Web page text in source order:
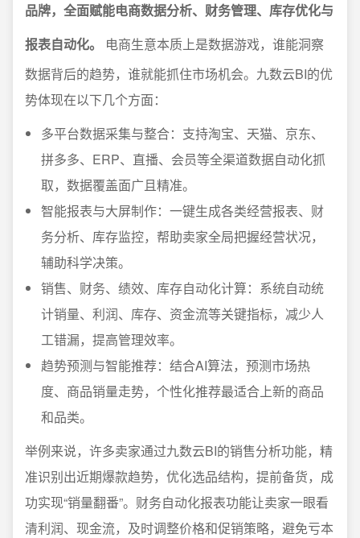
品牌，全面赋能电商数据分析、财务管理、库存优化与
报表自动化。
电商生意本质上是数据游戏，谁能洞察
数据背后的趋势，谁就能抓住市场机会。九数云BI的优
势体现在以下几个方面：
多平台数据采集与整合：支持淘宝、天猫、京东、
拼多多、ERP、直播、会员等全渠道数据自动化抓
取，数据覆盖面广且精准。
智能报表与大屏制作：一键生成各类经营报表、财
务分析、库存监控，帮助卖家全局把握经营状况，
辅助科学决策。
销售、财务、绩效、库存自动化计算：系统自动统
计销量、利润、库存、资金流等关键指标，减少人
工错漏，提高管理效率。
趋势预测与智能推荐：结合AI算法，预测市场热
度、商品销量走势，个性化推荐最适合上新的商品
和品类。
举例来说，许多卖家通过九数云BI的销售分析功能，精
准识别出近期爆款趋势，优化选品结构，提前备货，成
功实现“销量翻番”。财务自动化报表功能让卖家一眼看
清利润、现金流，及时调整价格和促销策略，避免亏本